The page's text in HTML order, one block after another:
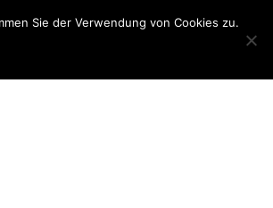
Sie der Verwendung von Cookies zu.